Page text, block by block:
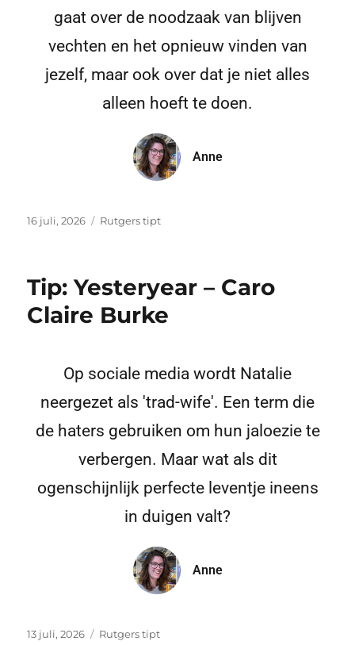
gaat over de noodzaak van blijven
vechten en het opnieuw vinden van
jezelf, maar ook over dat je niet alles
alleen hoeft te doen.
Anne
16 juli, 2026 Rutgers tipt
Tip: Yesteryear – Caro
Claire Burke
Op sociale media wordt Natalie
neergezet als 'trad-wife'. Een term die
de haters gebruiken om hun jaloezie te
verbergen. Maar wat als dit
ogenschijnlijk perfecte leventje ineens
in duigen valt?
Anne
13 juli, 2026 Rutgers tipt